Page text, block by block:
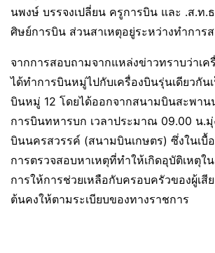
นพงษ์ บรรจงเปลี่ยน ครูการบิน และ .ส.ท.
ศิษย์การบิน ส่วนสาเหตุอยู่ระหว่างทำการ
จากการสอบถามจากแหล่งข่าวทราบว่าเค
ได้ทำการบินหมู่ไปกับเครื่องบินรุ่นเดียวกัน
บินหมู่ 12 โดยได้ออกจากสนามบินสะพาน
การบินทหารบก เวลาประมาณ 09.00 น.
บินนครสวรรค์ (สนามบินเกษตร) ซึ่งในเบื้
การตรวจสอบหาเหตุที่ทำให้เกิดอุบัติเหตุใ
การให้การช่วยเหลือกับครอบครัวของผู้เสี
ต้นคงให้ตามระเบียบของทางราชการ